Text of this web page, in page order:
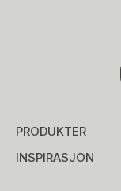
PRODUKTER
INSPIRASJON